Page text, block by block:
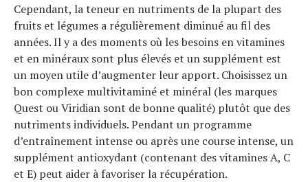
Cependant, la teneur en nutriments de la plupart des
fruits et légumes a régulièrement diminué au fil des
années. Il y a des moments où les besoins en vitamines
et en minéraux sont plus élevés et un supplément est
un moyen utile d’augmenter leur apport. Choisissez un
bon complexe multivitaminé et minéral (les marques
Quest ou Viridian sont de bonne qualité) plutôt que des
nutriments individuels. Pendant un programme
d’entraînement intense ou après une course intense, un
supplément antioxydant (contenant des vitamines A, C
et E) peut aider à favoriser la récupération.